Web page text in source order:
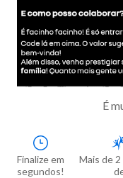
É
Finalize em
segundos!
Mais de